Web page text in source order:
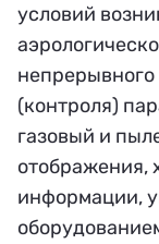
условий
непрерывного
(контроля)
газовый и
отображения,
информации,